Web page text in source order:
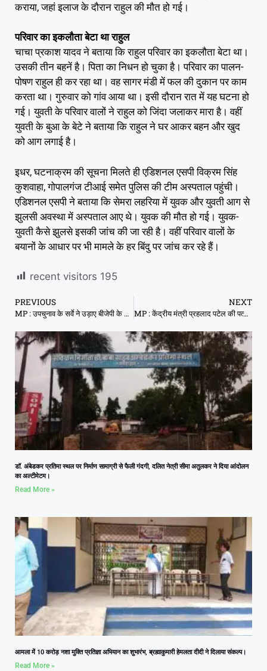
कराया, जहां इलाज के दौरान राहुल की मौत हो गई।
परिवार का इकलौता बेटा था राहुल
चाचा प्रकाश यादव ने बताया कि राहुल परिवार का इकलौता बेटा था।
उसकी तीन बहनें है। पिता का निधन हो चुका है। परिवार का पालन-
पोषण राहुल ही कर रहा था। वह सागर मंडी में फल की दुकान पर काम
करता था। गुरुवार को गांव आया था। इसी दौरान रात में यह घटना हो
गई। युवती के परिवार वालों ने राहुल को जिंदा जलाकर मारा है। वहीं
युवती के बुआ के बेटे ने बताया कि राहुल ने घर आकर बहन और खुद
को आग लगाई है।
इधर, घटनाक्रम की सूचना मिलते ही एडिशनल एसपी विक्रम सिंह
कुशवाहा, गोपालगंज टीआई समेत पुलिस की टीम अस्पताल पहुंची।
एडिशनल एसपी ने बताया कि सेमरा लहरिया में युवक और युवती आग से
झुलसी अवस्था में अस्पताल आए थे। युवक की मौत हो गई। युवक-
युवती कैसे झुलसे इसकी जांच की जा रही है। वहीं परिवार वालों के
बयानों के आधार पर भी मामले के हर बिंदु पर जांच कर रहे हैं।
recent visitors 195
PREVIOUS
MP : उपचुनाव के सर्वे ने उड़ाए बीजेपी के होश, तीनों विधानसभाओं में हार का खतरा, देखें कहां क्या तस्वीर
NEXT
MP : केंद्रीय मंत्री प्रहलाद पटेल की पत्नी की चप्पलें समर्थकों ने धोयीं
डॉ. अंबेडकर प्रतिमा स्थल पर निर्माण सामाग्री से फैली गंदगी, दलित नेत्री सीमा अतुलकर ने दिया आंदोलन
का अल्टीमेटम।
Read More »
आमला में 10 करोड़ नशा मुक्ति प्रतिज्ञा अभियान का शुभारंभ, ब्रह्माकुमारी हेमलता दीदी ने दिलाया संकल्प।
Read More »